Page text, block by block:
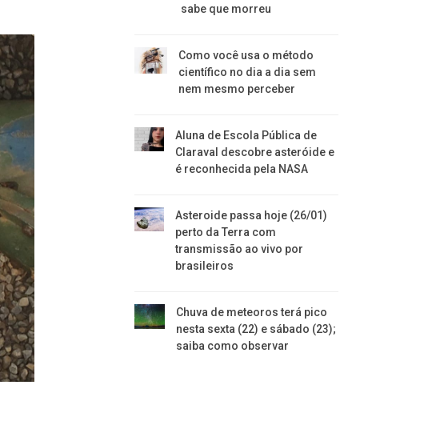
sabe que morreu
Como você usa o método
científico no dia a dia sem
nem mesmo perceber
Aluna de Escola Pública de
Claraval descobre asteróide e
é reconhecida pela NASA
Asteroide passa hoje (26/01)
perto da Terra com
transmissão ao vivo por
brasileiros
Chuva de meteoros terá pico
nesta sexta (22) e sábado (23);
saiba como observar